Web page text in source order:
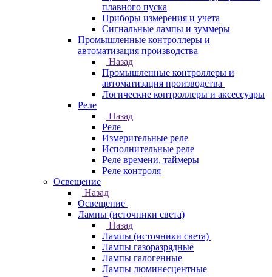
плавного пуска
Приборы измерения и учета
Сигнальные лампы и зуммеры
Промышленные контроллеры и
автоматизация производства
Назад
Промышленные контроллеры и
автоматизация производства
Логические контроллеры и аксессуары
Реле
Назад
Реле
Измерительные реле
Исполнительные реле
Реле времени, таймеры
Реле контроля
Освещение
Назад
Освещение
Лампы (источники света)
Назад
Лампы (источники света)
Лампы газоразрядные
Лампы галогенные
Лампы люминесцентные